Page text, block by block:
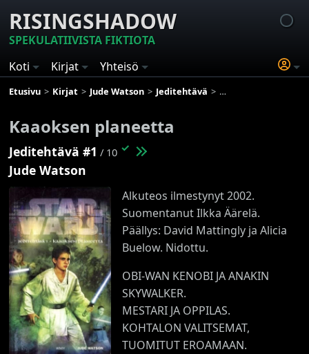
RISINGSHADOW
SPEKULATIIVISTA FIKTIOTA
Koti
Kirjat Yhteisö
Etusivu Kirjat Jude Watson Jeditehtävä Kaaoksen planeetta
Kaaoksen planeetta
Jeditehtävä #1 / 10 ✓
Jude Watson
Alkuteos ilmestynyt 2002.
Suomentanut Ilkka Äärelä.
Päällys: David Mattingly ja Alicia
Buelow. Nidottu.
OBI-WAN KENOBI JA ANAKIN
SKYWALKER.
MESTARI JA OPPILAS.
KOHTALON VALITSEMAT,
TUOMITUT EROAMAAN.